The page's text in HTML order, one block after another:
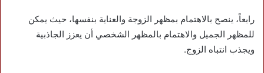
رابعاً، ينصح بالاهتمام بمظهر الزوجة والعناية بنفسها، حيث يمكن
للمظهر الجميل والاهتمام بالمظهر الشخصي أن يعزز الجاذبية
ويجذب انتباه الزوج.